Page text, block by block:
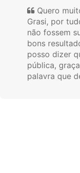
Quero
Grasi, por
não fossem
bons
posso dizer
pública,
palavra que